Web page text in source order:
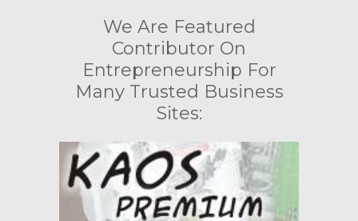
We Are Featured
Contributor On
Entrepreneurship For
Many Trusted Business
Sites: